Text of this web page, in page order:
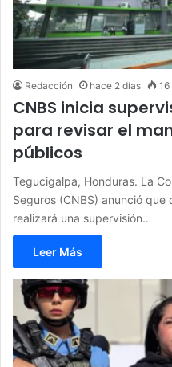
Redacción hace 2 días 16
CNBS inicia
para revisar el
públicos
Tegucigalpa, Honduras. La
Seguros (CNBS) anunció
realizará una supervisión…
Leer Más